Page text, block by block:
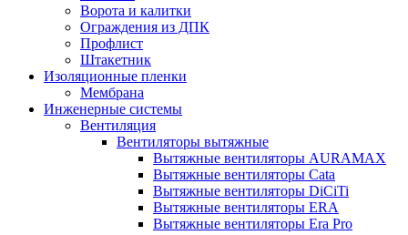
Ворота и калитки
Ограждения из ДПК
Профлист
Штакетник
Изоляционные пленки
Мембрана
Инженерные системы
Вентиляция
Вентиляторы вытяжные
Вытяжные вентиляторы AURAMAX
Вытяжные вентиляторы Cata
Вытяжные вентиляторы DiCiTi
Вытяжные вентиляторы ERA
Вытяжные вентиляторы Era Pro